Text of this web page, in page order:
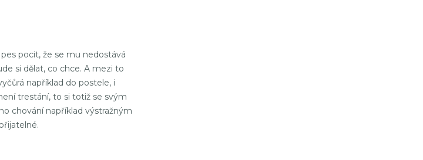
pocit, že se mu nedostává
si dělat, co chce. A mezi to
například do postele, i
trestání, to si totiž se svým
chování například výstražným